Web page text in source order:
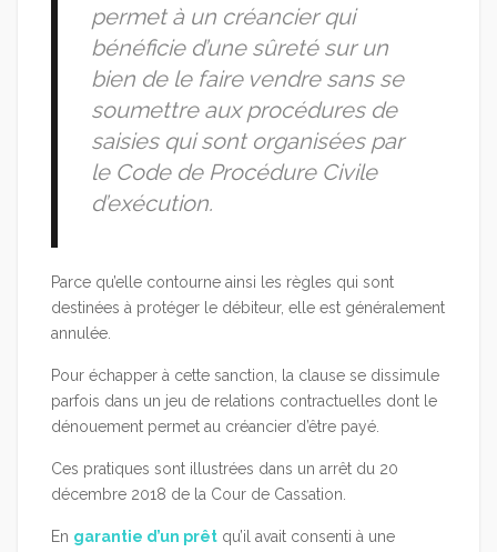
permet à un créancier qui
bénéficie d’une sûreté sur un
bien de le faire vendre sans se
soumettre aux procédures de
saisies qui sont organisées par
le Code de Procédure Civile
d’exécution.
Parce qu’elle contourne ainsi les règles qui sont
destinées à protéger le débiteur, elle est généralement
annulée.
Pour échapper à cette sanction, la clause se dissimule
parfois dans un jeu de relations contractuelles dont le
dénouement permet au créancier d’être payé.
Ces pratiques sont illustrées dans un arrêt du 20
décembre 2018 de la Cour de Cassation.
En garantie d’un prêt qu’il avait consenti à une